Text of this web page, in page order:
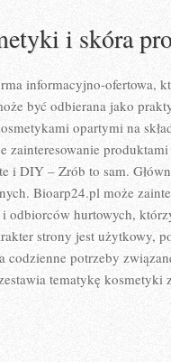
i skóra
informacyjno-ofertowa,
być odbierana jako
opartymi na
zainteresowanie
i DIY – Zrób to sam.
Bioarp24.pl może
odbiorców hurtowych,
strony jest użytkowy,
codzienne potrzeby
tematykę kosmetyki